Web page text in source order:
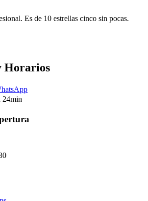
Es de 10 estrellas cinco sin pocas.
Horarios
24min